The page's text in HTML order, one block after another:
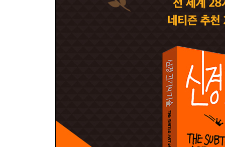
- 확실한 건, 확실한 게 아무것도 없다는 사실 하나
- 매 순간 거짓말을 생각해내는 사람들
- 그릇된 가치를 맹신한 나머지 스토커가 된 여자
- 나에 대한 확신이란 얼마나 위험한가
- 매일 덜 틀린 사람으로 거듭나는 법
- 잃을 게 없어서 두려운 게 없었다
- 피카소가 3만장의 그림을 그릴 수 있었던 이유
- 견딜 수 있는 고통을 선택하라, 그리고 견디라